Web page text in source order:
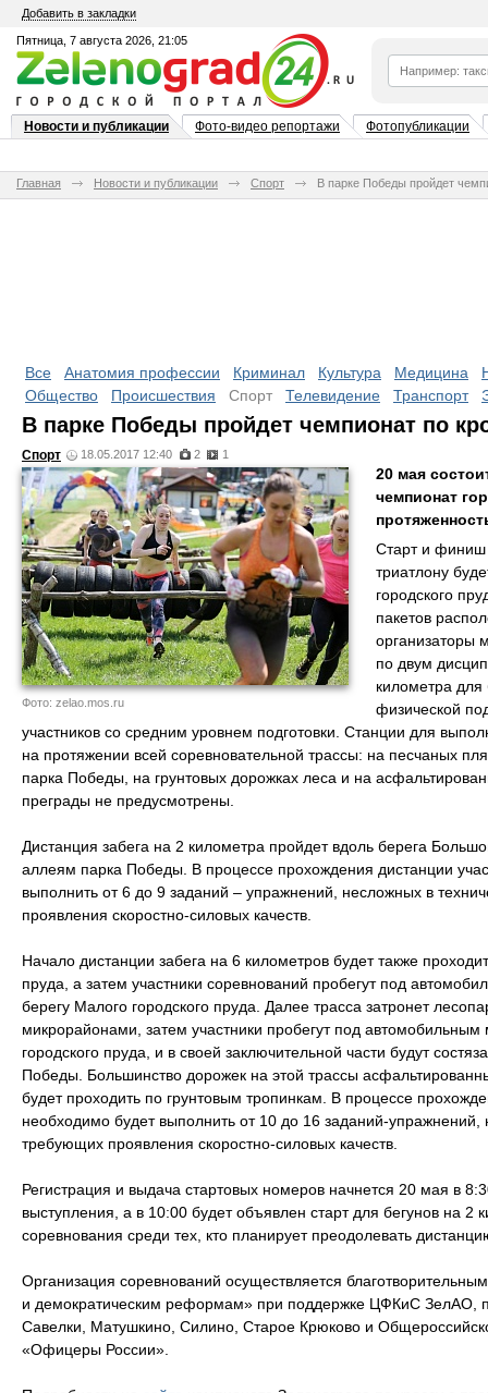
Добавить в закладки
Пятница, 7 августа 2026, 21:05
Новости и публикации Фото-видео репортажи Фотопубликации
Главная Новости и публикации Спорт В парке Победы пройдет
Все Анатомия профессии Криминал Культура Медицина
Общество
Происшествия Спорт Телевидение Транспорт
В парке Победы пройдет чемпионат по
Спорт 18.05.2017 12:40 2 1
Фото: zelao.mos.ru
20 мая
чемпионат
Старт и финиш
триатлону
городского
пакетов
организаторы
по двум
километра
физической
участников со средним уровнем подготовки. Станции для
на протяжении всей соревновательной трассы: на песчаных
парка Победы, на грунтовых дорожках леса и на
преграды не предусмотрены.
Дистанция забега на 2 километра пройдет вдоль берега
аллеям парка Победы. В процессе прохождения дистанции
выполнить от 6 до 9 заданий – упражнений, несложных в
проявления скоростно-силовых качеств.
Начало дистанции забега на 6 километров будет также
пруда, а затем участники соревнований пробегут под
берегу Малого городского пруда. Далее трасса затронет
микрорайонами, затем участники пробегут под автомобильным
городского пруда, и в своей заключительной части будут
Победы. Большинство дорожек на этой трассы
будет проходить по грунтовым тропинкам. В процессе
необходимо будет выполнить от 10 до 16 заданий-
требующих проявления скоростно-силовых качеств.
Регистрация и выдача стартовых номеров начнется 20 мая в
выступления, а в 10:00 будет объявлен старт для бегунов на 2
соревнования среди тех, кто планирует преодолевать
Организация соревнований осуществляется
и демократическим реформам» при поддержке ЦФКиС ЗелАО,
Савелки, Матушкино, Силино, Старое Крюково и
«Офицеры России».